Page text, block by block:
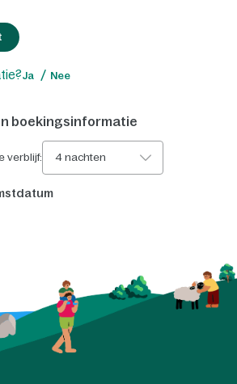
Ja Nee
boekingsinformatie
verblijf: 4 nachten